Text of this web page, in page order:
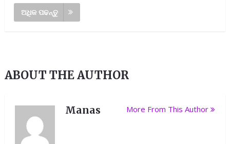
ଅଧିକ ପଢନ୍ତୁ
ABOUT THE AUTHOR
Manas More From This Author